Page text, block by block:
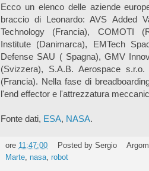
Ecco un elenco delle aziende
braccio di Leonardo: AVS Added
Technology (Francia), COMOTI
Institute (Danimarca), EMTech
Defense SAU ( Spagna), GMV
(Svizzera), S.A.B. Aerospace
(Francia). Nella fase di
l'end effector e l'attrezzatura
Fonte dati, ESA, NASA.
ore 11:47:00 Posted by Sergio
Marte nasa robot